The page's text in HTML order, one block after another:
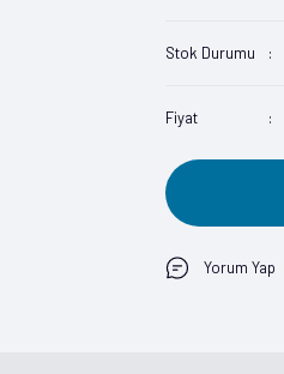
Stok Durumu
Fiyat
Yorum Yap